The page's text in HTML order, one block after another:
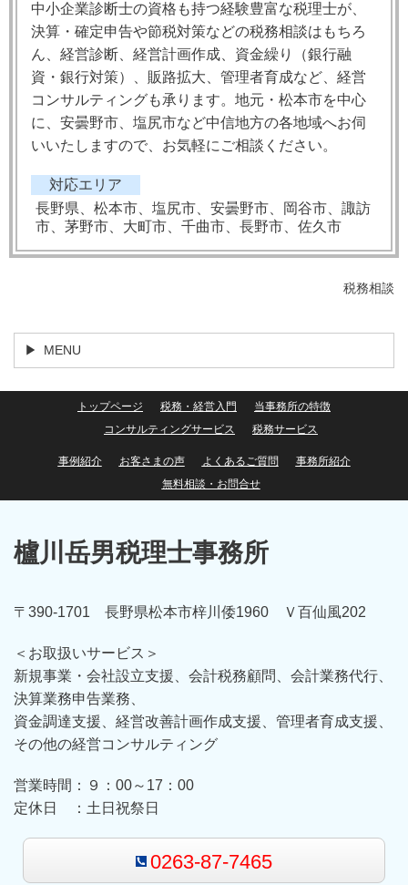
中小企業診断士の資格も持つ経験豊富な税理士が、
決算・確定申告や節税対策などの税務相談はもちろ
ん、経営診断、経営計画作成、資金繰り（銀行融
資・銀行対策）、販路拡大、管理者育成など、経営
コンサルティングも承ります。地元・松本市を中心
に、安曇野市、塩尻市など中信地方の各地域へお伺
いいたしますので、お気軽にご相談ください。
対応エリア
長野県、松本市、塩尻市、安曇野市、岡谷市、諏訪
市、茅野市、大町市、千曲市、長野市、佐久市
税務相談
MENU
トップページ 税務・経営入門
当事務所の特徴
コンサルティングサービス
税務サービス
事例紹介 お客さまの声 よくあるご質問
事務所紹介
無料相談・お問合せ
櫨川岳男税理士事務所
〒390-1701 長野県松本市梓川倭1960 Ｖ百仙風202
＜お取扱いサービス＞
新規事業・会社設立支援、会計税務顧問、会計業務代行、
決算業務申告業務、
資金調達支援、経営改善計画作成支援、管理者育成支援、
その他の経営コンサルティング
営業時間：９：00～17：00
定休日 ：土日祝祭日
0263-87-7465